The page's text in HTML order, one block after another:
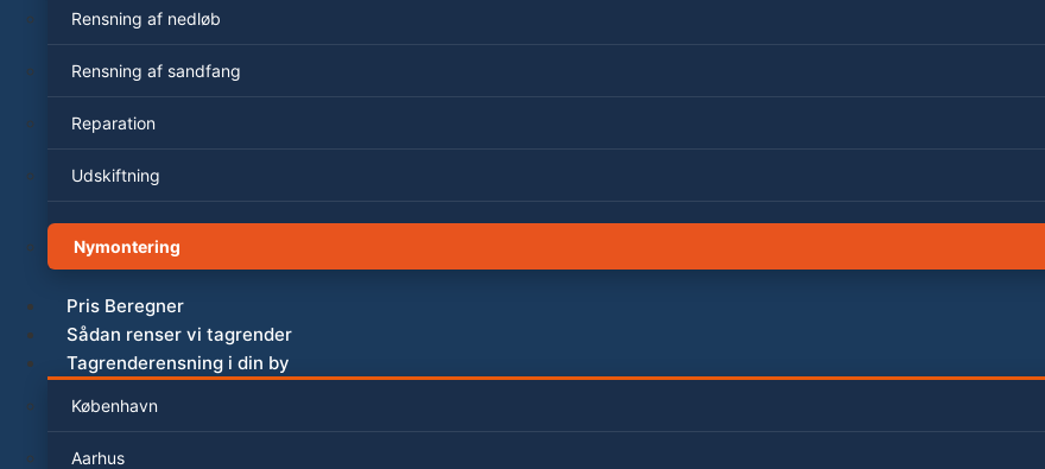
Rensning af nedløb
Rensning af sandfang
Reparation
Udskiftning
Nymontering
Pris Beregner
Sådan renser vi tagrender
Tagrenderensning i din by
København
Aarhus